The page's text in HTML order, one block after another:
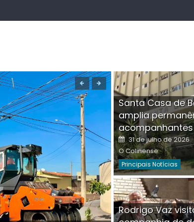
Boutique na
invadida
Santa Casa de
amplia
acompanhantes
Posted
on
31 de julho de 2026
O Colinense
Principais Notícias
Rodrigo Vaz